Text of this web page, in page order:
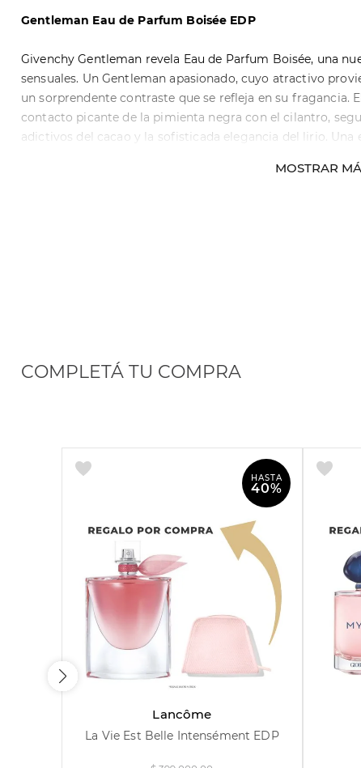
Gentleman Eau de Parfum Boisée EDP
Givenchy Gentleman revela Eau de Parfum Boisée, una
sensuales. Un Gentleman apasionado, cuyo atractivo
un sorprendente contraste que se refleja en su fragancia.
contacto picante de la pimienta negra con el cilantro,
adictivos del cacao y la sofisticada elegancia del lirio. Una
amaderada, floral y picante realza la sensualidad de
MOSTRAR
COMPLETÁ TU COMPRA
HASTA
40%
100 ml
Lancôme
La Vie Est Belle Intensément EDP